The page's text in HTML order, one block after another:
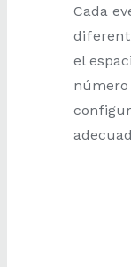
Cada
el